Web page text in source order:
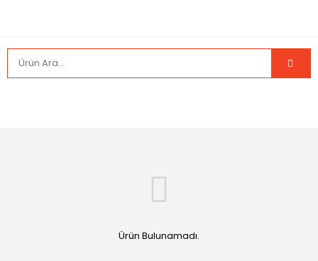
Ürün Bulunamadı.